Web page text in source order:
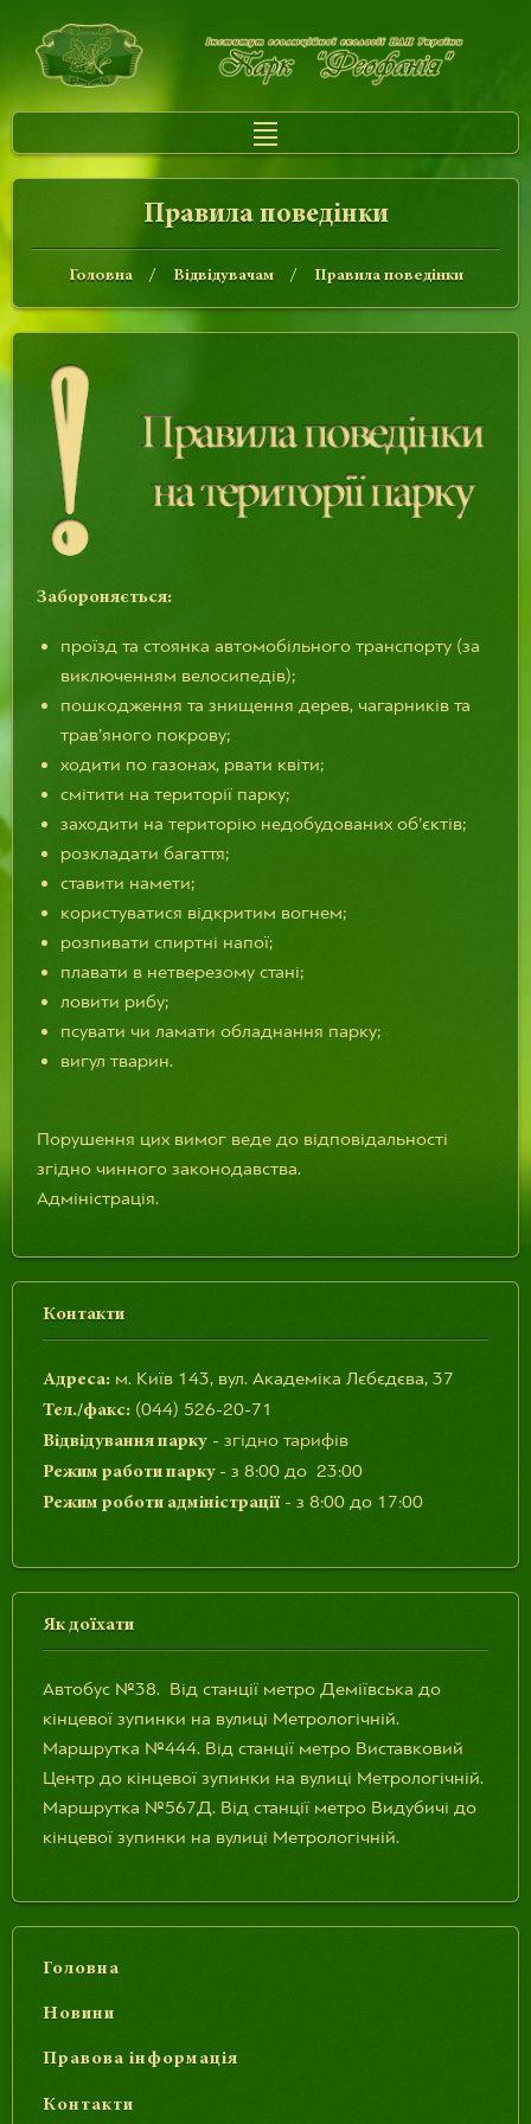
Правила поведінки
Головна Відвідувачам Правила поведінки
Забороняється:
проїзд та стоянка автомобільного транспорту (за
виключенням велосипедів);
пошкодження та знищення дерев, чагарників та
трав’яного покрову;
ходити по газонах, рвати квіти;
смітити на території парку;
заходити на територію недобудованих об’єктів;
розкладати багаття;
ставити намети;
користуватися відкритим вогнем;
розпивати спиртні напої;
плавати в нетверезому стані;
ловити рибу;
псувати чи ламати обладнання парку;
вигул тварин.
Порушення цих вимог веде до відповідальності
згідно чинного законодавства.
Адміністрація.
Контакти
Адреса: м. Київ 143, вул. Академіка Лєбєдєва, 37
Тел./факс: (044) 526-20-71
Відвідування парку - згідно тарифів
Режим работи парку - з 8:00 до 23:00
Режим роботи адміністрації- з 8:00 до 17:00
Як доїхати
Автобус №38. Від станції метро Деміївська до
кінцевої зупинки на вулиці Метрологічній.
Маршрутка №444. Від станції метро Виставковий
Центр до кінцевої зупинки на вулиці Метрологічній.
Маршрутка №567Д. Від станції метро Видубичі до
кінцевої зупинки на вулиці Метрологічній.
Головна
Новини
Правова інформація
Контакти